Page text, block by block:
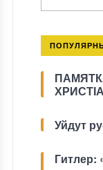
Уйдут
Гитлер: